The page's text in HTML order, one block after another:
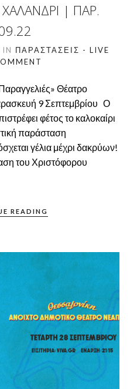
| ΠΑΡ.
IN ΠΑΡΑΣΤΆΣΕΙΣ - LIVE
Θέατρο
9 Σεπτεμβρίου Ο
φέτος το καλοκαίρι
παράσταση
γέλια μέχρι δακρύων!
του Χριστόφορου
READING